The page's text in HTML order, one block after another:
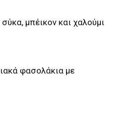
μπέικον και χαλούμι
φασολάκια με